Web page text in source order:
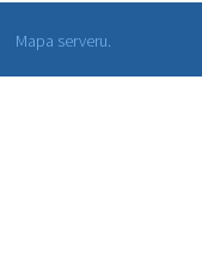
Mapa serveru.